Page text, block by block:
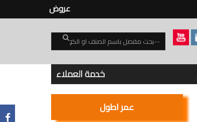
عروض
خدمة العملاء
عمر اطول